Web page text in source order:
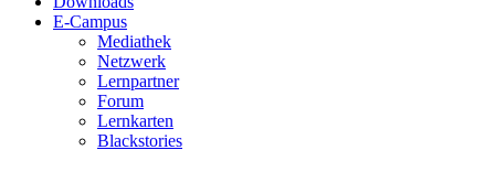
E-Campus
Mediathek
Netzwerk
Lernpartner
Forum
Lernkarten
Blackstories